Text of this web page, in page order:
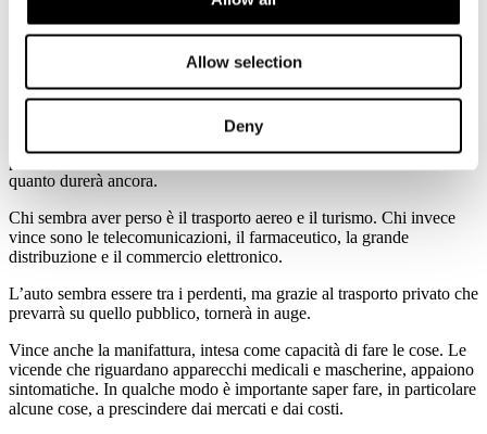
Allow selection
Deny
Pubblicato: 20 Aprile 2020
20 aprile 2020 - Forse è un po’ presto per dire chi ha vinto e chi ha
quanto durerà ancora.
Chi sembra aver perso è il trasporto aereo e il turismo. Chi invece
vince sono le telecomunicazioni, il farmaceutico, la grande
distribuzione e il commercio elettronico.
L’auto sembra essere tra i perdenti, ma grazie al trasporto privato che
prevarrà su quello pubblico, tornerà in auge.
Vince anche la manifattura, intesa come capacità di fare le cose. Le
vicende che riguardano apparecchi medicali e mascherine, appaiono
sintomatiche. In qualche modo è importante saper fare, in particolare
alcune cose, a prescindere dai mercati e dai costi.